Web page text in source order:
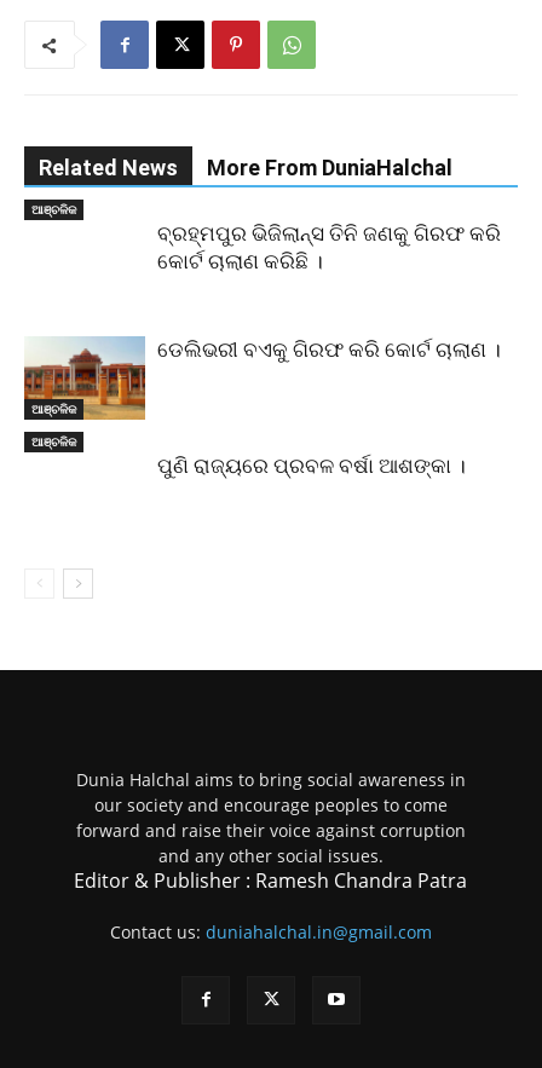
Related News More From DuniaHalchal
ଆଞ୍ଚଳିକ
ବ୍ରହ୍ମପୁର ଭିଜିଲାନ୍ସ ତିନି ଜଣକୁ ଗିରଫ କରି
କୋର୍ଟ ଚାଲାଣ କରିଛି ।
ଆଞ୍ଚଳିକ
ଡେଲିଭରୀ ବଏକୁ ଗିରଫ କରି କୋର୍ଟ ଚାଲାଣ ।
ଆଞ୍ଚଳିକ
ପୁଣି ରାଜ୍ୟରେ ପ୍ରବଳ ବର୍ଷା ଆଶଙ୍କା ।
Dunia Halchal aims to bring social awareness in
our society and encourage peoples to come
forward and raise their voice against corruption
and any other social issues.
Editor & Publisher : Ramesh Chandra Patra
Contact us: duniahalchal.in@gmail.com